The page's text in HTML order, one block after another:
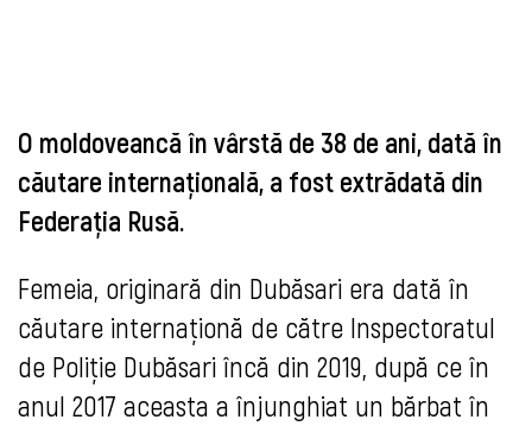
O moldoveancă în vârstă de 38 de ani, dată în
căutare internaţională, a fost extrădată din
Federaţia Rusă.
Femeia, originară din Dubăsari era dată în
căutare internaţionă de către Inspectoratul
de Poliţie Dubăsari încă din 2019, după ce în
anul 2017 aceasta a înjunghiat un bărbat în